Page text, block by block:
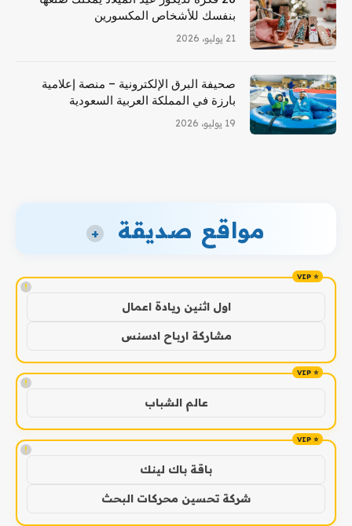
بنفسك للأشخاص المكسورين
21 يوليو، 2026
صحيفة البرق الإلكترونية – منصة إعلامية
بارزة في المملكة العربية السعودية
19 يوليو، 2026
مواقع صديقة +
!
اول اثنين ريادة اعمال
مشاركة ارباح ادسنس
!
عالم الشباب
!
باقة باك لينك
شركة تحسين محركات البحث